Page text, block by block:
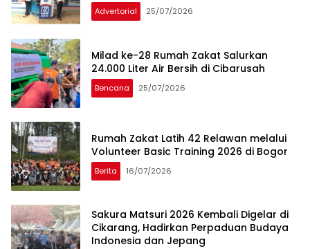
Advertorial 25/07/2026
Milad ke-28 Rumah Zakat Salurkan
24.000 Liter Air Bersih di Cibarusah
Bencana 25/07/2026
Rumah Zakat Latih 42 Relawan melalui
Volunteer Basic Training 2026 di Bogor
Berita 16/07/2026
Sakura Matsuri 2026 Kembali Digelar di
Cikarang, Hadirkan Perpaduan Budaya
Indonesia dan Jepang